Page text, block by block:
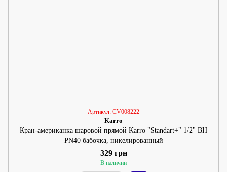
Артикул: CV008222
Karro
Кран-американка шаровой прямой Karro "Standart+" 1/2" ВН
PN40 бабочка, никелированный
329 грн
В наличии